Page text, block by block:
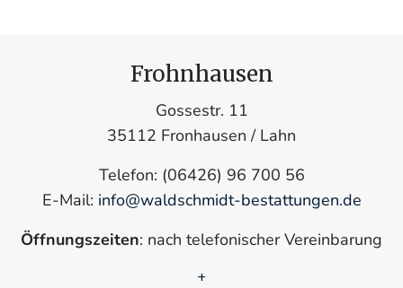
Frohnhausen
Gossestr. 11
35112 Fronhausen / Lahn
Telefon: (06426) 96 700 56
E-Mail: info@waldschmidt-bestattungen.de
Öffnungszeiten: nach telefonischer Vereinbarung
+